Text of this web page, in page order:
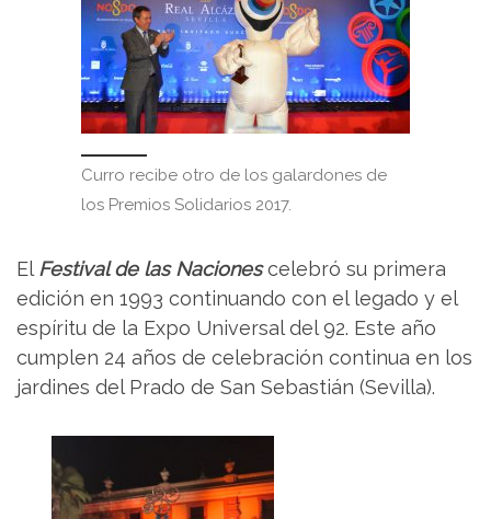
Curro recibe otro de los galardones de
los Premios Solidarios 2017.
El Festival de las Naciones celebró su primera
edición en 1993 continuando con el legado y el
espíritu de la Expo Universal del 92. Este año
cumplen 24 años de celebración continua en los
jardines del Prado de San Sebastián (Sevilla).